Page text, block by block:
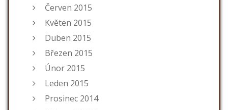
Červen 2015
Květen 2015
Duben 2015
Březen 2015
Únor 2015
Leden 2015
Prosinec 2014